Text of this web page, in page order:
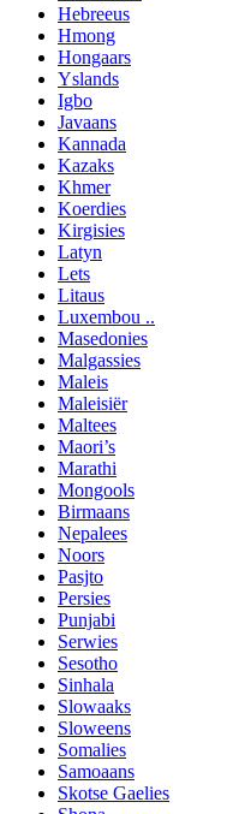
Hebreeus
Hmong
Hongaars
Yslands
Igbo
Javaans
Kannada
Kazaks
Khmer
Koerdies
Kirgisies
Latyn
Lets
Litaus
Luxembou ..
Masedonies
Malgassies
Maleis
Maleisiër
Maltees
Maori’s
Marathi
Mongools
Birmaans
Nepalees
Noors
Pasjto
Persies
Punjabi
Serwies
Sesotho
Sinhala
Slowaaks
Sloweens
Somalies
Samoaans
Skotse Gaelies